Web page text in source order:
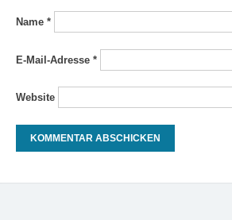
Name *
E-Mail-Adresse *
Website